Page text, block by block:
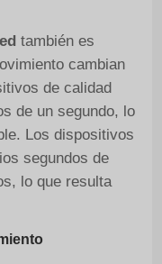
también es
cambian
de calidad
de un segundo, lo
Los dispositivos
segundos de
lo que resulta